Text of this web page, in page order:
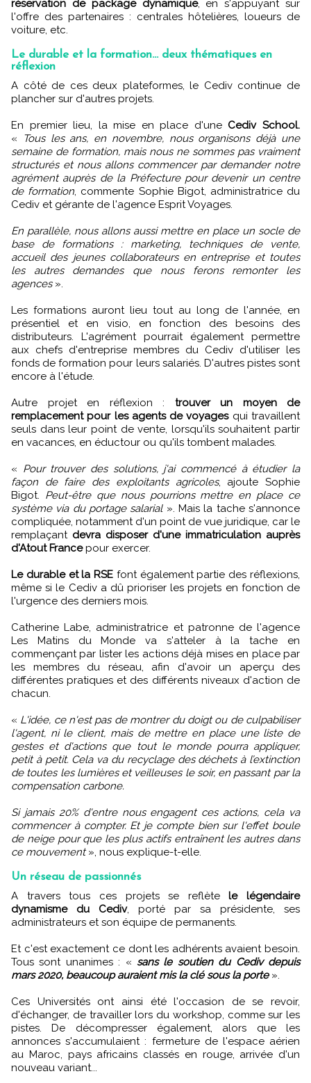
réservation de package dynamique, en s'appuyant sur
l'offre des partenaires : centrales hôtelières, loueurs de
voiture, etc.
Le durable et la formation... deux thématiques en
réflexion
A côté de ces deux plateformes, le Cediv continue de
plancher sur d'autres projets.
En premier lieu, la mise en place d'une Cediv School.
«
Tous les ans, en novembre, nous organisons déjà une
semaine de formation, mais nous ne sommes pas vraiment
structurés et nous allons commencer par demander notre
agrément auprès de la Préfecture pour devenir un centre
de formation, commente Sophie Bigot, administratrice du
Cediv et gérante de l'agence Esprit Voyages.
En parallèle, nous allons aussi mettre en place un socle de
base de formations : marketing, techniques de vente,
accueil des jeunes collaborateurs en entreprise et toutes
les autres demandes que nous ferons remonter les
agences».
Les formations auront lieu tout au long de l'année, en
présentiel et en visio, en fonction des besoins des
distributeurs. L'agrément pourrait également permettre
aux chefs d'entreprise membres du Cediv d'utiliser les
fonds de formation pour leurs salariés. D'autres pistes sont
encore à l'étude.
Autre projet en réflexion : trouver un moyen de
remplacement pour les agents de voyagesqui travaillent
seuls dans leur point de vente, lorsqu'ils souhaitent partir
en vacances, en éductour ou qu'ils tombent malades.
« Pour trouver des solutions, j'ai commencé à étudier la
façon de faire des exploitants agricoles, ajoute Sophie
Bigot. Peut-être que nous pourrions mettre en place ce
système via du portage salarial». Mais la tache s'annonce
compliquée, notamment d'un point de vue juridique, car le
remplaçant devra disposer d'une immatriculation auprès
d'Atout Francepour exercer.
Le durable et la RSE font également partie des réflexions,
même si le Cediv a dû prioriser les projets en fonction de
l'urgence des derniers mois.
Catherine Labe, administratrice et patronne de l'agence
Les Matins du Monde va s'atteler à la tache en
commençant par lister les actions déjà mises en place par
les membres du réseau, afin d'avoir un aperçu des
différentes pratiques et des différents niveaux d'action de
chacun.
« L'idée, ce n'est pas de montrer du doigt ou de culpabiliser
l'agent, ni le client, mais de mettre en place une liste de
gestes et d'actions que tout le monde pourra appliquer,
petit à petit. Cela va du recyclage des déchets à l’extinction
de toutes les lumières et veilleuses le soir, en passant par la
compensation carbone.
Si jamais 20% d'entre nous engagent ces actions, cela va
commencer à compter. Et je compte bien sur l'effet boule
de neige pour que les plus actifs entraînent les autres dans
ce mouvement», nous explique-t-elle.
Un réseau de passionnés
A travers tous ces projets se reflètele légendaire
dynamisme du Cediv, porté par sa présidente, ses
administrateurs et son équipe de permanents.
Et c'est exactement ce dont les adhérents avaient besoin.
Tous sont unanimes : « sans le soutien du Cediv depuis
mars 2020, beaucoup auraient mis la clé sous la porte».
Ces Universités ont ainsi été l'occasion de se revoir,
d'échanger, de travailler lors du workshop, comme sur les
pistes. De décompresser également, alors que les
annonces s'accumulaient : fermeture de l'espace aérien
au Maroc, pays africains classés en rouge, arrivée d'un
nouveau variant...